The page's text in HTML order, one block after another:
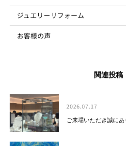
ジュエリーリフォーム
お客様の声
関連投稿
2026.07.17
ご来場いただき誠に